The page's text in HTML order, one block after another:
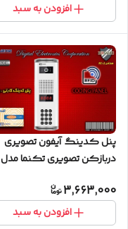
افزودن به سبد
پنل کدینگ آیفون تصویری
دربازکن تصویری تکنما مدل
3,663,000
افزودن به سبد